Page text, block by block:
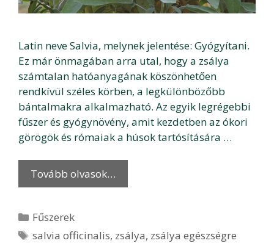
Latin neve Salvia, melynek jelentése: Gyógyítani.
Ez már önmagában arra utal, hogy a zsálya
számtalan hatóanyagának köszönhetően
rendkívül széles körben, a legkülönbözőbb
bántalmakra alkalmazható. Az egyik legrégebbi
fűszer és gyógynövény, amit kezdetben az ókori
görögök és rómaiak a húsok tartósítására …
Tovább olvasok…
Kategória
Fűszerek
Címkék
salvia officinalis, zsálya, zsálya egészségre